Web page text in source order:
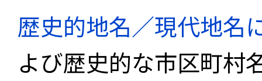
歴史的地名／現代地名
よび歴史的な市区町村